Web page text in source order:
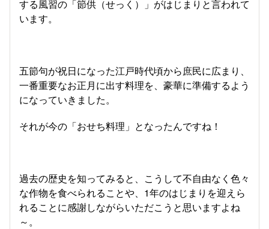
する風習の「節供（せっく）」がはじまりと言われて
います。
五節句が祝日になった江戸時代頃から庶民に広まり、
一番重要なお正月に出す料理を、豪華に準備するよう
になっていきました。
それが今の「おせち料理」となったんですね！
過去の歴史を知ってみると、こうして不自由なく色々
な作物を食べられることや、1年のはじまりを迎えら
れることに感謝しながらいただこうと思いますよね
～。